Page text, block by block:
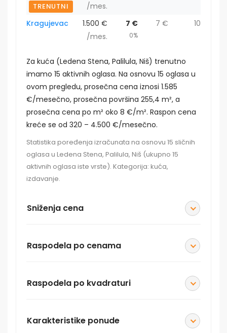
TRENUTNI
/mes.
Kragujevac
1.500 €
/mes.
7 €
0%
7 € 10
Za kuća (Ledena Stena, Palilula, Niš) trenutno
imamo 15 aktivnih oglasa. Na osnovu 15 oglasa u
ovom pregledu, prosečna cena iznosi 1.585
€/mesečno, prosečna površina 255,4 m², a
prosečna cena po m² oko 8 €/m². Raspon cena
kreće se od 320 – 4.500 €/mesečno.
Statistika poređenja izračunata na osnovu 15 sličnih
oglasa u Ledena Stena, Palilula, Niš (ukupno 15
aktivnih oglasa iste vrste). Kategorija: kuća,
izdavanje.
Sniženja cena
Raspodela po cenama
Raspodela po kvadraturi
Karakteristike ponude